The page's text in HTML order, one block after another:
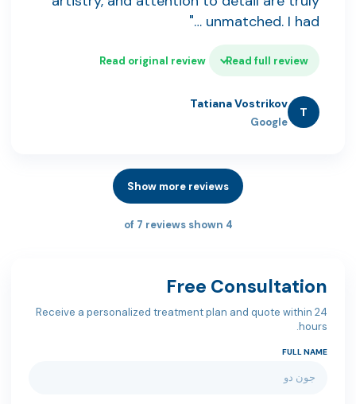
unmatched. I had …"
Read full review
Read original review
T
Tatiana Vostrikov
Google
Show more reviews
4 of 7 reviews shown
Free Consultation
Receive a personalized treatment plan and quote within 24
hours.
FULL NAME